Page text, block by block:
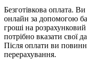
Безготівкова оплата.
онлайн за допомогою
гроші на
потрібно вказати свої
Після оплати ви
перерахування.